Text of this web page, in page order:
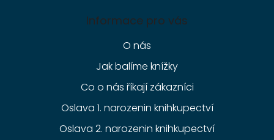
Informace pro vás
O nás
Jak balíme knížky
Co o nás říkají zákazníci
Oslava 1. narozenin knihkupectví
Oslava 2. narozenin knihkupectví